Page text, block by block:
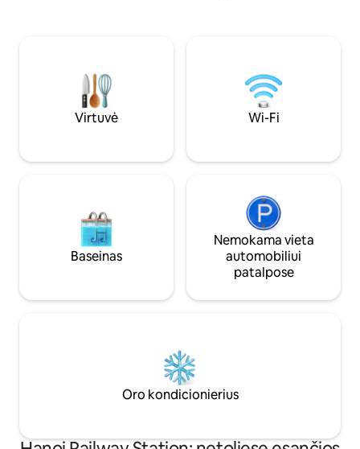
sąrašas ir ekskursijos rekomendacijos. -
Paėmimas iš oro uosto (už mokestį) -
Parduodama SIM kortelė
turgaus. -
netoliese -
Virtuvė Wi-Fi
Baseinas
Nemokama vieta
automobiliui
patalpose
Oro kondicionierius